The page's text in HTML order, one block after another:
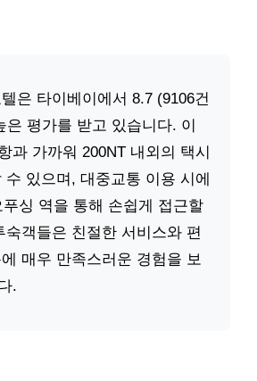
은 타이베이에서 8.7 (9106건
은 평가를 받고 있습니다. 이
과 가까워 200NT 내외의 택시
있으며, 대중교통 이용 시에
싱 역을 통해 손쉽게 접근할
숙객들은 친절한 서비스와 편
매우 만족스러운 경험을 보
.